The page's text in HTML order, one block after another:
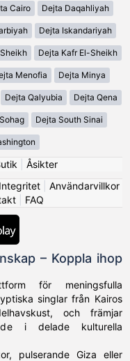
Cairo Dejta Daqahliyah
Dejta Iskandariyah
Dejta Kafr El-Sheikh
Menofia Dejta Minya
Dejta Qalyubia Dejta Qena
Dejta South Sinai
Åsikter
Integritet| Användarvillkor
| FAQ
– Koppla ihop
för meningsfulla
singlar från Kairos
och främjar
i delade kulturella
pulserande Giza eller